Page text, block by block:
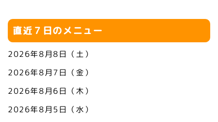
直近７日のメニュー
2026年8月8日（土）
2026年8月7日（金）
2026年8月6日（木）
2026年8月5日（水）